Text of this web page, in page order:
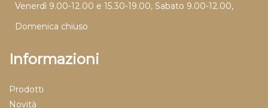
Venerdì 9.00-12.00 e 15.30-19.00, Sabato 9.00-12.00,
Domenica chiuso
Informazioni
Prodotti
Novità